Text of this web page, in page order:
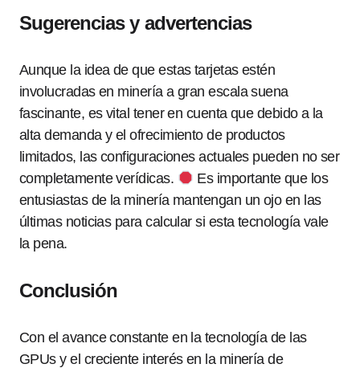
Sugerencias y advertencias
Aunque la idea de que estas tarjetas estén
involucradas en minería a gran escala suena
fascinante, es vital tener en cuenta que debido a la
alta demanda y el ofrecimiento de productos
limitados, las configuraciones actuales pueden no ser
completamente verídicas.
Es importante que los
entusiastas de la minería mantengan un ojo en las
últimas noticias para calcular si esta tecnología vale
la pena.
Conclusión
Con el avance constante en la tecnología de las
GPUs y el creciente interés en la minería de